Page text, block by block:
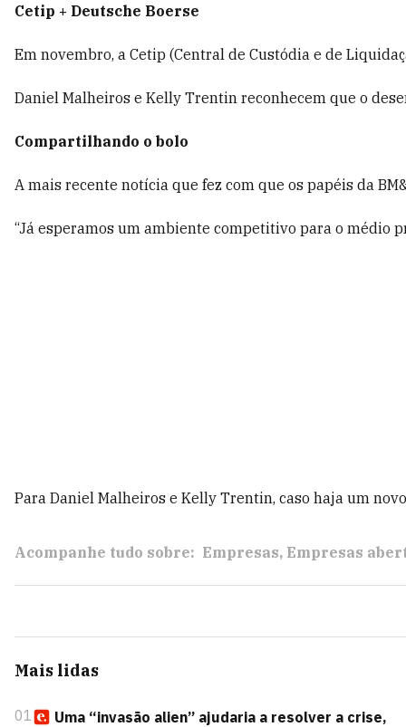
Cetip + Deutsche Boerse
Em novembro, a Cetip (Central de Custódia e de
Daniel Malheiros e Kelly Trentin reconhecem que o
Compartilhando o bolo
A mais recente notícia que fez com que os papéis da
“Já esperamos um ambiente competitivo para o médio
Para Daniel Malheiros e Kelly Trentin, caso haja um
Acompanhe tudo sobre: Empresas Empresas
Mais lidas
01
Uma “invasão alien” ajudaria a resolver a crise,